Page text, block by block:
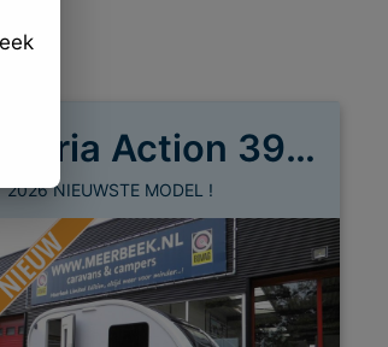
Adria Action 391 LH
2026 NIEUWSTE MODEL !